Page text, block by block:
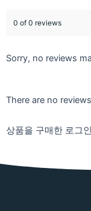
0 of 0 reviews
Sorry, no reviews
There are no
상품을 구매한 로그